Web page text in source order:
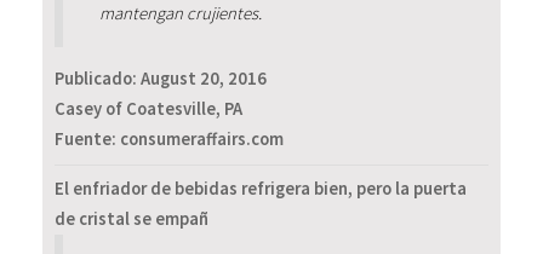
mantengan crujientes.
Publicado: August 20, 2016
Casey of Coatesville, PA
Fuente: consumeraffairs.com
El enfriador de bebidas refrigera bien, pero la puerta
de cristal se empañ